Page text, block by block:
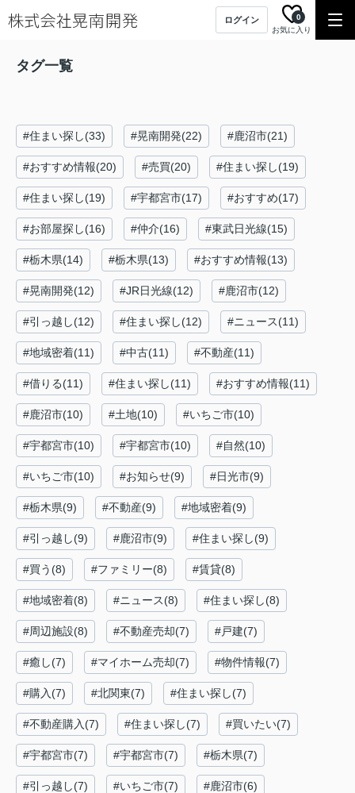
ログイン
お気に入り
0
タグ一覧
#住まい探し(33) #晃南開発(22) #鹿沼市(21)
#おすすめ情報(20) #売買(20) #住まい探し(19)
#住まい探し(19) #宇都宮市(17) #おすすめ(17)
#お部屋探し(16) #仲介(16) #東武日光線(15)
#栃木県(14) #栃木県(13) #おすすめ情報(13)
#晃南開発(12) #JR日光線(12) #鹿沼市(12)
#引っ越し(12) #住まい探し(12) #ニュース(11)
#地域密着(11) #中古(11) #不動産(11)
#借りる(11) #住まい探し(11) #おすすめ情報(11)
#鹿沼市(10) #土地(10) #いちご市(10)
#宇都宮市(10) #宇都宮市(10) #自然(10)
#いちご市(10) #お知らせ(9) #日光市(9)
#栃木県(9) #不動産(9) #地域密着(9)
#引っ越し(9) #鹿沼市(9) #住まい探し(9)
#買う(8) #ファミリー(8) #賃貸(8)
#地域密着(8) #ニュース(8) #住まい探し(8)
#周辺施設(8) #不動産売却(7) #戸建(7)
#癒し(7) #マイホーム売却(7) #物件情報(7)
#購入(7) #北関東(7) #住まい探し(7)
#不動産購入(7) #住まい探し(7) #買いたい(7)
#宇都宮市(7) #宇都宮市(7) #栃木県(7)
#引っ越し(7) #いちご市(7) #鹿沼市(6)